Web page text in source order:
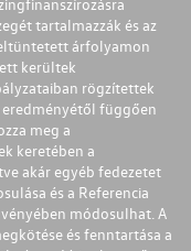
tartalmazzák és az
árfolyamon
kerültek
rögzítettek
függően
meg a
keretében a
akár egyéb fedezetet
és a Referencia
módosulhat. A
és fenntartása a